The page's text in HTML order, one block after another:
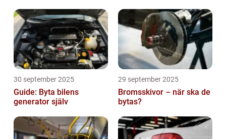
30 september 2025
Guide: Byta bilens
generator själv
29 september 2025
Bromsskivor – när ska de
bytas?